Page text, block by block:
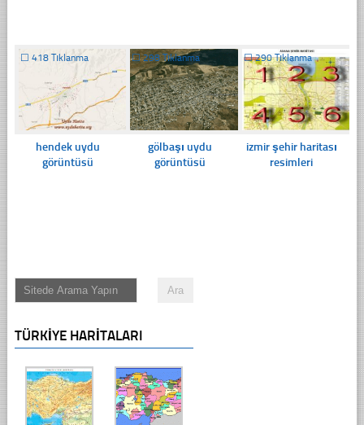
☐ 418 Tıklanma
hendek uydu
görüntüsü
☐298 Tıklanma
gölbaşı uydu
görüntüsü
☐290 Tıklanma
izmir şehir haritası
resimleri
TÜRKIYE HARITALARI